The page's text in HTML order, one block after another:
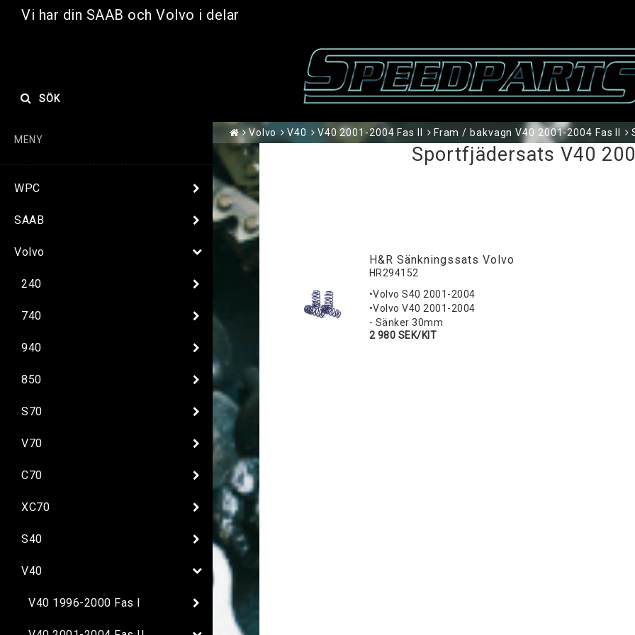
Vi har din SAAB och Volvo i delar
SÖK
MENY
WPC
SAAB
Volvo
240
740
940
850
S70
V70
C70
XC70
S40
V40
V40 1996-2000 Fas I
Volvo V40 V40 2001-2004 Fas II Fram / bakvagn V40 2001-2004 Fas II
Sportfjädersats V40
H&R Sänkningssats Volvo
HR294152
•Volvo S40 2001-2004
•Volvo V40 2001-2004
- Sänker 30mm
2 980 SEK/KIT